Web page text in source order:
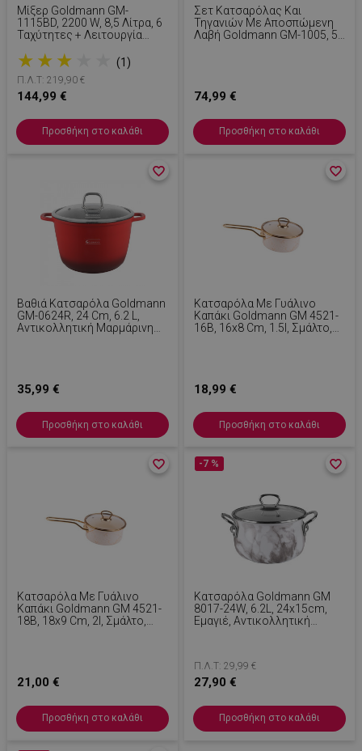
Μίξερ Goldmann GM-
1115BD, 2200 W, 8,5 Λίτρα, 6
Ταχύτητες + Λειτουργία
Ανοξείδωτο Δοχείο, LED,
Ανοξείδωτο
★ ★ ★ (1)
Π.Λ.Τ: 219,90 €
144,99 €
Προσθήκη στο καλάθι
Σετ Κατσαρόλας Και
Τηγανιών Με Αποσπώμενη
Λαβή Goldmann GM-1005, 5
74,99 €
Προσθήκη στο καλάθι
Βαθιά Κατσαρόλα Goldmann
GM-0624R, 24 Cm, 6.2 L,
Αντικολλητική Μαρμάρινη
35,99 €
favorite_border
favorite_border
Προσθήκη στο καλάθι
Κατσαρόλα Με Γυάλινο
Καπάκι Goldmann GM 4521-
16B, 16x8 Cm, 1.5l, Σμάλτο,
18,99 €
favorite_border
favorite_border
Προσθήκη στο καλάθι
Κατσαρόλα Με Γυάλινο
Καπάκι Goldmann GM 4521-
18B, 18x9 Cm, 2l, Σμάλτο,
21,00 €
favorite_border
favorite_border
Προσθήκη στο καλάθι
Κατσαρόλα Goldmann GM
8017-24W, 6.2L, 24x15cm,
Εμαγιέ, Αντικολλητική
-7 %
Π.Λ.Τ: 29,99 €
27,90 €
favorite_border
favorite_border
Προσθήκη στο καλάθι